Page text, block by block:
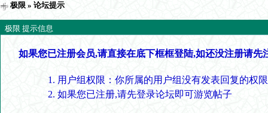
极限 » 论坛提示
极限 提示信息
如果您已注册会员,请直接在底下框框登陆,如还没注册请先
用户组权限：你所属的用户组没有发表回复的权
如果您已注册,请先登录论坛即可游览帖子